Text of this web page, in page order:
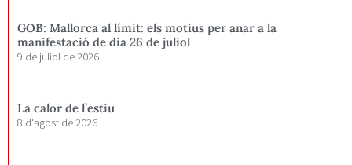
GOB: Mallorca al límit: els motius per anar a la
manifestació de dia 26 de juliol
9 de juliol de 2026
La calor de l’estiu
8 d'agost de 2026